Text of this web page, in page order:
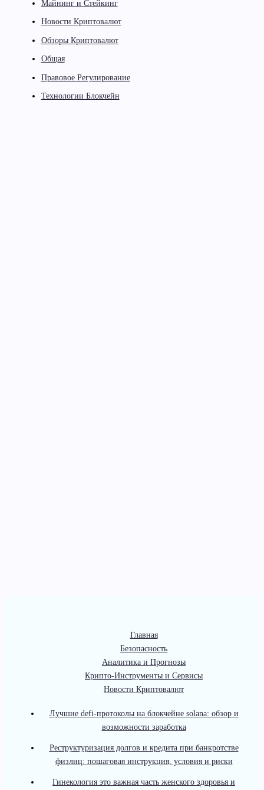
Майнинг и Стейкинг
Новости Криптовалют
Обзоры Криптовалют
Общая
Правовое Регулирование
Технологии Блокчейн
Главная
Безопасность
Аналитика и Прогнозы
Крипто-Инструменты и Сервисы
Новости Криптовалют
Лучшие defi-протоколы на блокчейне solana: обзор и
возможности заработка
Реструктуризация долгов и кредита при банкротстве
физлиц: пошаговая инструкция, условия и риски
Гинекология это важная часть женского здоровья и